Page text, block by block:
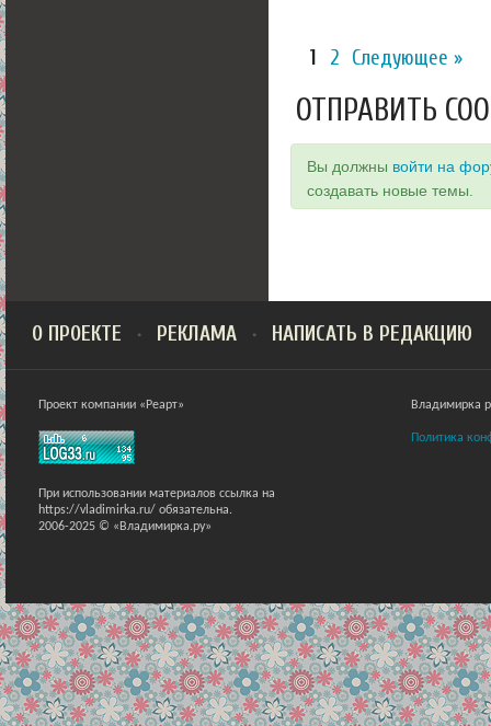
1 2 Следующее »
ОТПРАВИТЬ
Вы должны войти на
создавать новые темы.
О ПРОЕКТЕ РЕКЛАМА НАПИСАТЬ В РЕДАКЦИЮ
Проект компании «Реарт»
При использовании материалов ссылка на
https://vladimirka.ru/ обязательна.
2006-2025 © «Владимирка.ру»
Владимирка
Политика